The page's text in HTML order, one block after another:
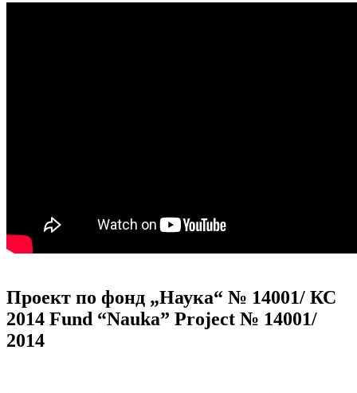
Проект по фонд „Наука“ № 14001/ КС
2014 Fund “Nauka” Project № 14001/
2014